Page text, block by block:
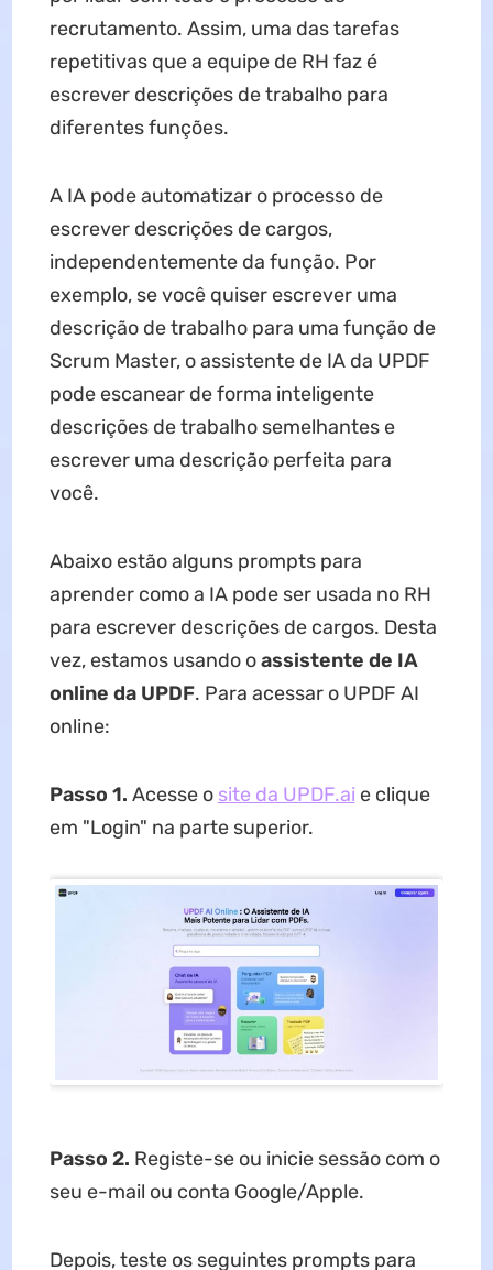
recrutamento. Assim, uma das tarefas
repetitivas que a equipe de RH faz é
escrever descrições de trabalho para
diferentes funções.
A IA pode automatizar o processo de
escrever descrições de cargos,
independentemente da função. Por
exemplo, se você quiser escrever uma
descrição de trabalho para uma função de
Scrum Master, o assistente de IA da UPDF
pode escanear de forma inteligente
descrições de trabalho semelhantes e
escrever uma descrição perfeita para
você.
Abaixo estão alguns prompts para
aprender como a IA pode ser usada no RH
para escrever descrições de cargos. Desta
vez, estamos usando oassistente de IA
online da UPDF. Para acessar o UPDF AI
online:
Passo 1. Acesse o site da UPDF.ai e clique
em "Login" na parte superior.
Passo 2. Registe-se ou inicie sessão com o
seu e-mail ou conta Google/Apple.
Depois, teste os seguintes prompts para